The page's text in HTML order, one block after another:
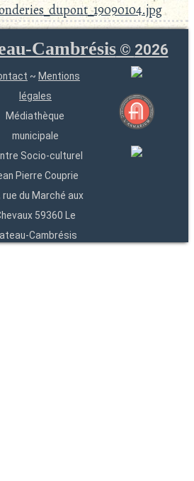
Cambrésis© 2026
~ Mentions
légales
Médiathèque
municipale
Socio-culturel
Pierre Couprie
rue du Marché aux
59360 Le
Cambrésis